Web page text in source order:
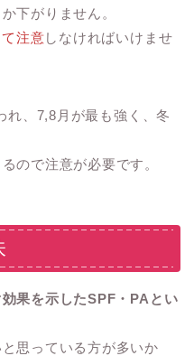
下がりません。
注意しなければいけませ
れ、7,8月が最も強く、冬
ので注意が必要です。
果を示したSPF・PAとい
思っている方が多いか